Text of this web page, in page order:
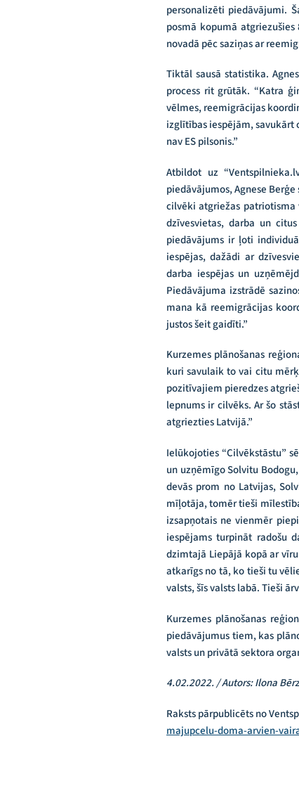
personalizēti piedāvājumi.
posmā kopumā
novadā pēc saziņas ar
Tiktāl sausā statistika.
process rit grūtāk. “Katra
vēlmes, reemigrācijas
izglītības iespējām,
nav ES pilsonis.”
Atbildot uz
piedāvājumos, Agnese
cilvēki atgriežas patriotisma
dzīvesvietas, darba un
piedāvājums ir ļoti
iespējas, dažādi ar
darba iespējas un
Piedāvājuma izstrādē
mana kā reemigrācijas
justos šeit gaidīti.”
Kurzemes plānošanas
kuri savulaik to vai citu
pozitīvajiem pieredzes
lepnums ir cilvēks. Ar šo
atgriezties Latvijā.”
Ielūkojoties “Cilvēkstāstu”
un uzņēmīgo Solvitu
devās prom no Latvijas,
mīļotāja, tomēr tieši
izsapņotais ne vienmēr
iespējams turpināt radošu
dzimtajā Liepājā kopā ar
atkarīgs no tā, ko tieši tu
valsts, šīs valsts labā. Tieši
Kurzemes plānošanas
piedāvājumus tiem, kas
valsts un privātā sektora
4.02.2022. / Autors:Ilona
Raksts pārpublicēts no
majupcelu-doma-arvien-